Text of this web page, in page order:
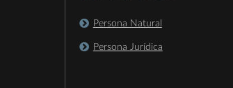
Persona Natural
Persona Jurídica